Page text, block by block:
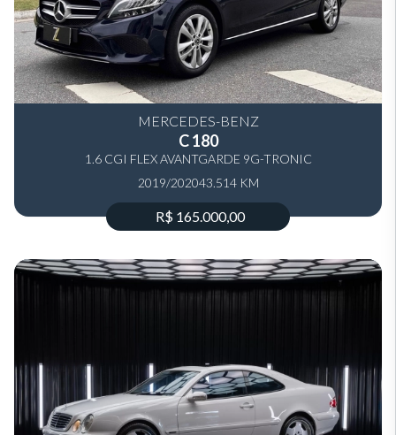
MERCEDES-BENZ
C 180
1.6 CGI FLEX AVANTGARDE 9G-TRONIC
2019/202043.514 KM
R$ 165.000,00